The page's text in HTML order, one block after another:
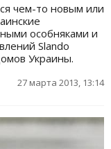
чем-то новым или
особняками и
Slando
Украины.
27 марта 2013, 13:14